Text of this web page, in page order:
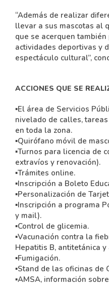
“Además de realizar
llevar a sus mascotas al
que se acerquen
actividades deportivas y
espectáculo cultural”,
ACCIONES QUE SE
▪El área de Servicios
nivelado de calles,
en toda la zona.
▪Quirófano móvil de
▪Turnos para licencia de
extravíos y renovación).
▪Trámites online.
▪Inscripción a Boleto
▪Personalización de
▪Inscripción a programa
y mail).
▪Control de glicemia.
▪Vacunación contra la
Hepatitis B, antitetánica
▪Fumigación.
▪Stand de las oficinas de
▪AMSA, información